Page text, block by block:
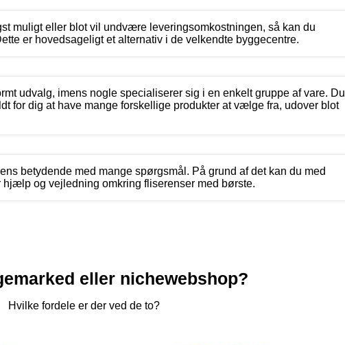
muligt eller blot vil undvære leveringsomkostningen, så kan du
er hovedsageligt et alternativ i de velkendte byggecentre.
udvalg, imens nogle specialiserer sig i en enkelt gruppe af vare. Du
for dig at have mange forskellige produkter at vælge fra, udover blot
betydende med mange spørgsmål. På grund af det kan du med
og vejledning omkring fliserenser med børste.
eller nichewebshop?
Hvilke fordele er der ved de to?